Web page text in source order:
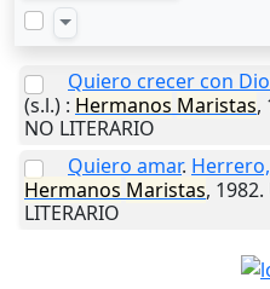
Quiero crecer con
(s.l.) : Hermanos Maristas,
NO LITERARIO
Quiero amar.
Hermanos Maristas, 1982.
LITERARIO